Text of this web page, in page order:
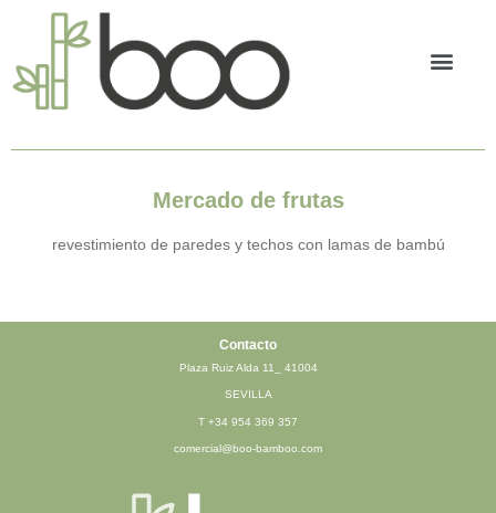
Mercado de frutas
revestimiento de paredes y techos con lamas de bambú
Contacto
Plaza Ruiz Alda 11_ 41004
SEVILLA
T +34 954 369 357
comercial@boo-bamboo.com